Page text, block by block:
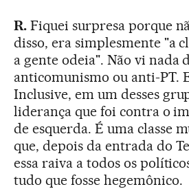
R.Fiquei surpresa porque
disso, era simplesmente "a
a gente odeia". Não vi nada
anticomunismo ou anti-PT.
Inclusive, em um desses
liderança que foi contra o
de esquerda. É uma classe
que, depois da entrada do
essa raiva a todos os
tudo que fosse hegemônico.